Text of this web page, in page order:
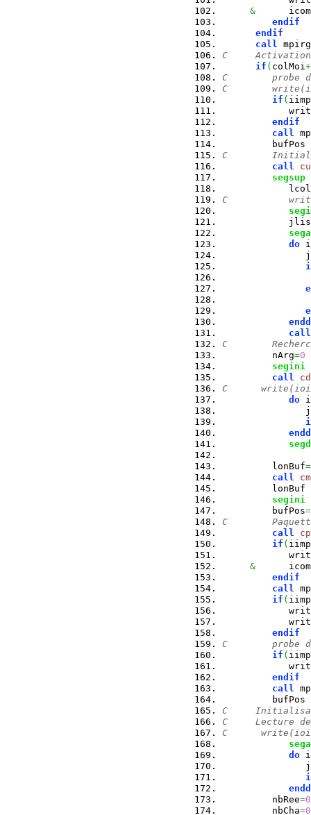
&
endif
endif
call
C     Activation
if ( colMoi +
C        probe du
C
if (
endif
call
         bufPos
C
call
segsup
C
do
call
C
         nArg
=0
segini
call
C
do
         lonBuf
=
call
         lonBuf
segini
         bufPos
=
C
call
if (
&
endif
call
if (
endif
C        probe du
if (
endif
call
         bufPos
C
C     Lecture
C
do
         nbRee
=0
         nbCha
=0